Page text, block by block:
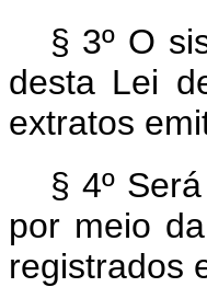
§ 3º O
desta Lei
extratos
§ 4º
por meio
registrados